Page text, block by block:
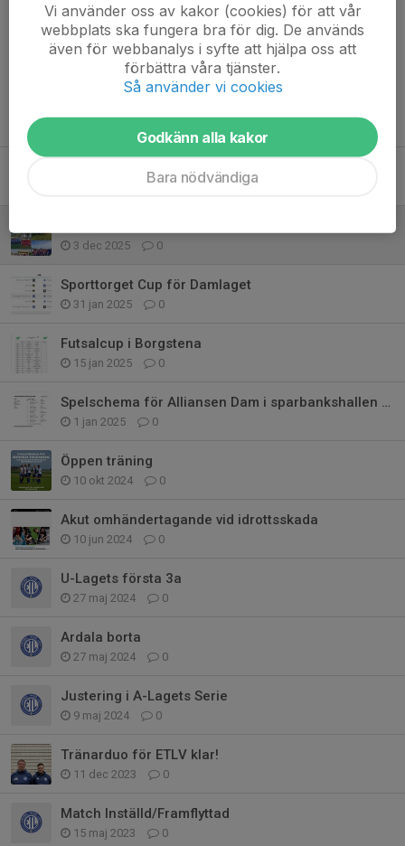
Kommentarer
Tidigare nyheter
0
3 dec 2025 0
Sporttorget Cup för Damlaget
31 jan 2025 0
Futsalcup i Borgstena
15 jan 2025 0
Spelschema för Alliansen Dam i sparbankshallen 2 Januari
1 jan 2025 0
Öppen träning
10 okt 2024 0
Akut omhändertagande vid idrottsskada
10 jun 2024 0
U-Lagets första 3a
27 maj 2024 0
Ardala borta
27 maj 2024 0
Justering i A-Lagets Serie
9 maj 2024 0
Tränarduo för ETLV klar!
11 dec 2023 0
Match Inställd/Framflyttad
15 maj 2023 0
Vi använder oss av kakor (cookies) för att vår
webbplats ska fungera bra för dig. De används
även för webbanalys i syfte att hjälpa oss att
förbättra våra tjänster.
Så använder vi cookies
Godkänn alla kakor
Bara nödvändiga